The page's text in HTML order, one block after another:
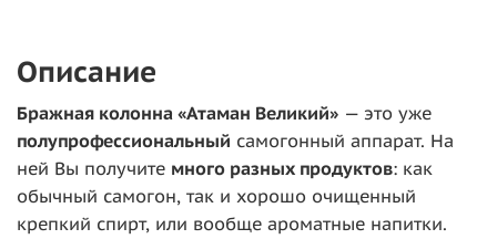
Описание
Бражная колонна «Атаман Великий» — это уже
полупрофессиональный самогонный аппарат. На
ней Вы получите много разных продуктов: как
обычный самогон, так и хорошо очищенный
крепкий спирт, или вообще ароматные напитки.